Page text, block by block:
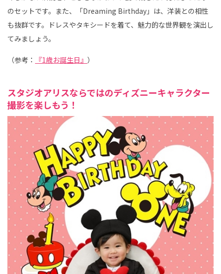
のセットです。また、「Dreaming Birthday」は、洋装との相性
も抜群です。ドレスやタキシードを着て、魅力的な世界観を演出し
てみましょう。
（参考： 『1歳お誕生日』 ）
スタジオアリスならではのディズニーキャラクター
撮影を楽しもう！